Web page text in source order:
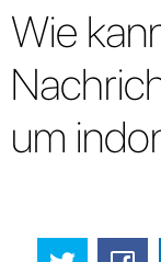
Wie
um